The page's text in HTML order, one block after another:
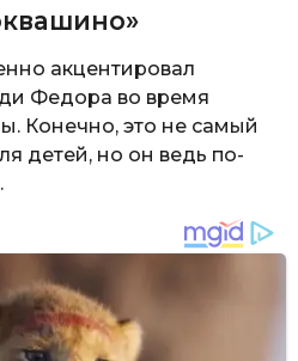
акцентировал
Федора во время
Конечно, это не самый
детей, но он ведь по-